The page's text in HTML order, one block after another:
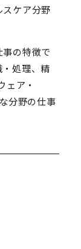
ケア分野
の特徴で
処理、精
ェア・
分野の仕事